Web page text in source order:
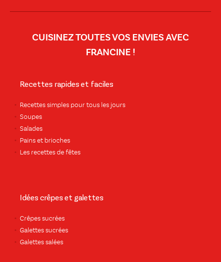
CUISINEZ TOUTES VOS ENVIES AVEC
FRANCINE !
Recettes rapides et faciles
Recettes simples pour tous les jours
Soupes
Salades
Pains et brioches
Les recettes de fêtes
Idées crêpes et galettes
Crêpes sucrées
Galettes sucrées
Galettes salées